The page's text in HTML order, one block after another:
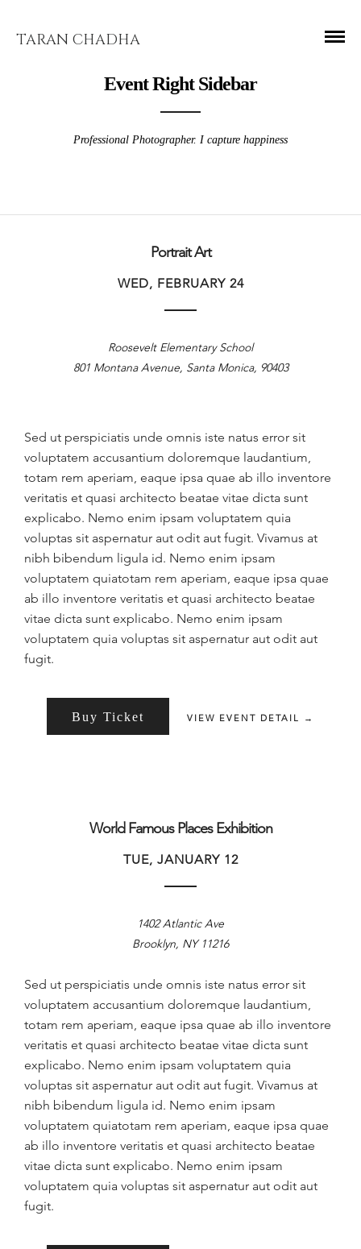
TARAN CHADHA
Event Right Sidebar
Professional Photographer. I capture happiness
Portrait Art
WED, FEBRUARY 24
Roosevelt Elementary School
801 Montana Avenue, Santa Monica, 90403
Sed ut perspiciatis unde omnis iste natus error sit
voluptatem accusantium doloremque laudantium,
totam rem aperiam, eaque ipsa quae ab illo inventore
veritatis et quasi architecto beatae vitae dicta sunt
explicabo. Nemo enim ipsam voluptatem quia
voluptas sit aspernatur aut odit aut fugit. Vivamus at
nibh bibendum ligula id. Nemo enim ipsam
voluptatem quiatotam rem aperiam, eaque ipsa quae
ab illo inventore veritatis et quasi architecto beatae
vitae dicta sunt explicabo. Nemo enim ipsam
voluptatem quia voluptas sit aspernatur aut odit aut
fugit.
Buy Ticket VIEW EVENT DETAIL →
World Famous Places Exhibition
TUE, JANUARY 12
1402 Atlantic Ave
Brooklyn, NY 11216
Sed ut perspiciatis unde omnis iste natus error sit
voluptatem accusantium doloremque laudantium,
totam rem aperiam, eaque ipsa quae ab illo inventore
veritatis et quasi architecto beatae vitae dicta sunt
explicabo. Nemo enim ipsam voluptatem quia
voluptas sit aspernatur aut odit aut fugit. Vivamus at
nibh bibendum ligula id. Nemo enim ipsam
voluptatem quiatotam rem aperiam, eaque ipsa quae
ab illo inventore veritatis et quasi architecto beatae
vitae dicta sunt explicabo. Nemo enim ipsam
voluptatem quia voluptas sit aspernatur aut odit aut
fugit.